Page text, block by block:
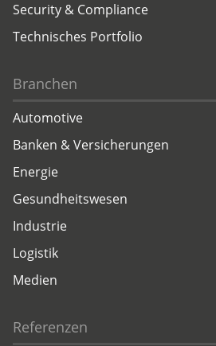
Security & Compliance
Technisches Portfolio
Branchen
Automotive
Banken & Versicherungen
Energie
Gesundheitswesen
Industrie
Logistik
Medien
Referenzen